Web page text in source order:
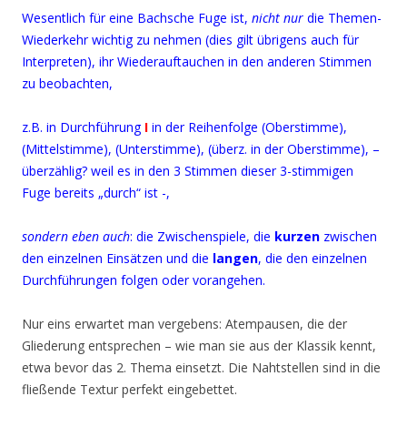
Wesentlich für eine Bachsche Fuge ist, nicht nur die Themen-
Wiederkehr wichtig zu nehmen (dies gilt übrigens auch für
Interpreten), ihr Wiederauftauchen in den anderen Stimmen
zu beobachten,
z.B. in DurchführungI in der Reihenfolge (Oberstimme),
(Mittelstimme), (Unterstimme), (überz. in der Oberstimme), –
überzählig? weil es in den 3 Stimmen dieser 3-stimmigen
Fuge bereits „durch“ ist -,
sondern eben auch: die Zwischenspiele, die kurzen zwischen
den einzelnen Einsätzen und die langen, die den einzelnen
Durchführungen folgen oder vorangehen.
Nur eins erwartet man vergebens: Atempausen, die der
Gliederung entsprechen – wie man sie aus der Klassik kennt,
etwa bevor das 2. Thema einsetzt. Die Nahtstellen sind in die
fließende Textur perfekt eingebettet.